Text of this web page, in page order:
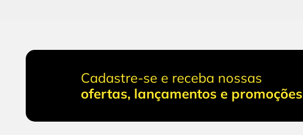
Cadastre-se e receba nossas
ofertas, lançamentos e promoções